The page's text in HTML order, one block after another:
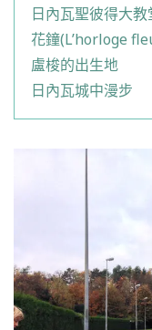
日內瓦聖彼得大教
花鐘(L’horloge
盧梭的出生地
日內瓦城中漫步